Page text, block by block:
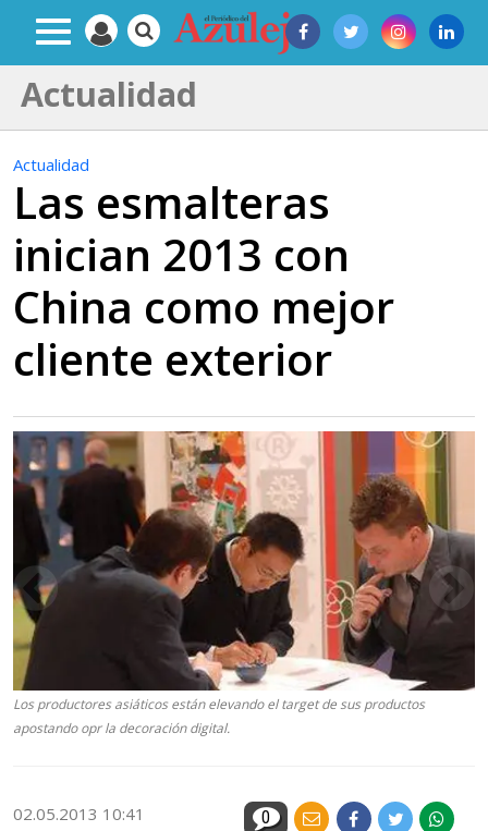
Actualidad
Actualidad
Las esmalteras
inician 2013 con
China como mejor
cliente exterior
Los productores asiáticos están elevando el target de sus productos
apostando opr la decoración digital.
02.05.2013 10:41 0